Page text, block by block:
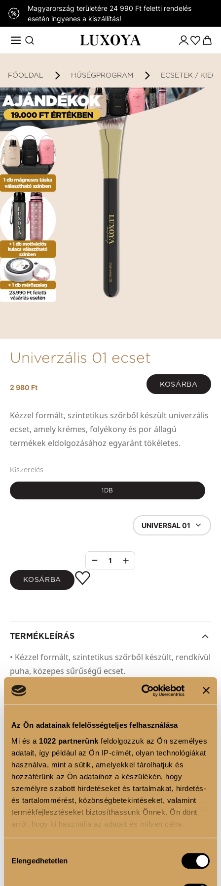
Az Ön adatainak felelősségteljes felhasználása
Mi és a 1022 partnerünk feldolgozzuk az Ön személyes
adatait, így például az Ön IP-címét, olyan technológiákat
használva, mint a sütik, amelyekkel tárolhatjuk és
hozzáférünk az Ön adataihoz a készülékén, hogy
személyre szabott hirdetéseket és tartalmakat, hirdetés-
és tartalommérést, közönségbetekintéseket, valamint
termékfejlesztéseket biztosíthassunk Önnek. Ön dönt
arról, hogy ki használja az adatait és milyen célra.
Információgyűjtés az Ön földrajzi elhelyezkedéséről
kiválasztása
Elengedhetetlen
Magyarország területére 24 990 Ft feletti rendelés
esetén ingyenes a kiszállítás!
FŐOLDAL HŰSÉGPROGRAM ECSETEK /
Univerzális 01 ecset
2 980 Ft KOSÁRBA
Kézzel formált, szintetikus szőrből készült univerzális
ecset, amely krémes, folyékony és por állagú
termékek eldolgozásához egyaránt tökéletes.
Kiszerelés
1DB
UNIVERSAL 01
1
KOSÁRBA
TERMÉKLEÍRÁS
• Kézzel formált, szintetikus szőrből készült, rendkívül
puha, közepes sűrűségű ecset.
• Kisebb fejének köszönhetően precízen
alkalmazható az arc különböző területein.
állagú sminktermékek felviteléhez.
• Jól követi az arc vonalait, ezáltal természetes és
hibátlan eldolgozást biztosít.
• Lapos, ütögető mozdulatokkal egyenletesen
oszlathatjuk el a termékeket.
TERMÉK ELŐNYÖK
• Univerzális használat – krém, folyékony és por
• Precíz eldolgozás a kisebb ecsetfejnek